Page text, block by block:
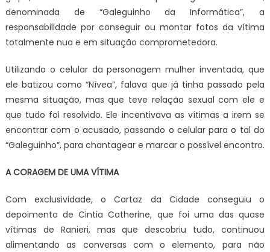
denominada de “Galeguinho da Informática”, a
responsabilidade por conseguir ou montar fotos da vítima
totalmente nua e em situação comprometedora.
Utilizando o celular da personagem mulher inventada, que
ele batizou como “Nívea”, falava que já tinha passado pela
mesma situação, mas que teve relação sexual com ele e
que tudo foi resolvido. Ele incentivava as vítimas a irem se
encontrar com o acusado, passando o celular para o tal do
“Galeguinho”, para chantagear e marcar o possível encontro.
A CORAGEM DE UMA VÍTIMA
Com exclusividade, o Cartaz da Cidade conseguiu o
depoimento de Cintia Catherine, que foi uma das quase
vítimas de Ranieri, mas que descobriu tudo, continuou
alimentando as conversas com o elemento, para não